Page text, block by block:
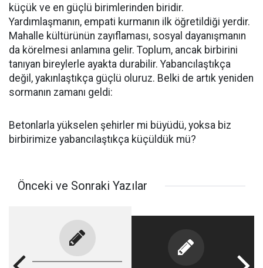
küçük ve en güçlü birimlerinden biridir.
Yardımlaşmanın, empati kurmanın ilk öğretildiği yerdir.
Mahalle kültürünün zayıflaması, sosyal dayanışmanın
da körelmesi anlamına gelir. Toplum, ancak birbirini
tanıyan bireylerle ayakta durabilir. Yabancılaştıkça
değil, yakınlaştıkça güçlü oluruz. Belki de artık yeniden
sormanın zamanı geldi:
Betonlarla yükselen şehirler mi büyüdü, yoksa biz
birbirimize yabancılaştıkça küçüldük mü?
Önceki ve Sonraki Yazılar